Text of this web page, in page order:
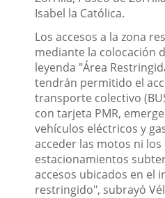
Isabel la Católica.
Los accesos a la zona
mediante la colocación
leyenda "Área
tendrán permitido el
transporte colectivo
con tarjeta PMR,
vehículos eléctricos y
acceder las motos ni
estacionamientos
accesos ubicados en el
restringido", subrayó